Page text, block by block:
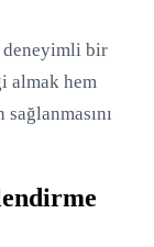
deneyimli bir
almak hem